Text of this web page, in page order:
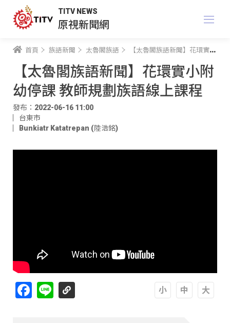
TITV NEWS
原視新聞網
首頁 族語新聞 太魯閣族語 【太魯閣族語新聞】花環實小附幼停課 教師規劃族語線上課程
【太魯閣族語新聞】花環實小附
幼停課 教師規劃族語線上課程
發布：2022-06-16 11:00
台東市
Bunkiatr Katatrepan (陸浩銘)
Facebook
Line